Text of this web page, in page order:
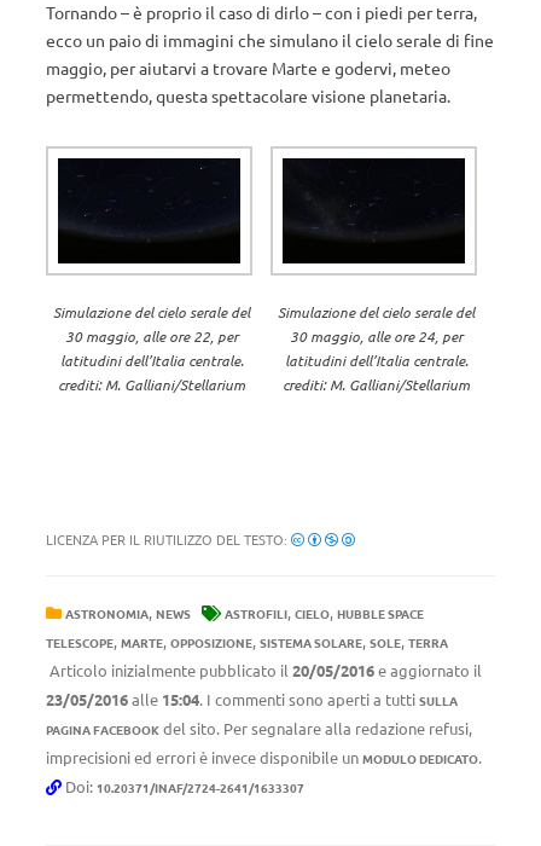
Tornando – è proprio il caso di dirlo – con i piedi per terra,
ecco un paio di immagini che simulano il cielo serale di fine
maggio, per aiutarvi a trovare Marte e godervi, meteo
permettendo, questa spettacolare visione planetaria.
Simulazione del cielo serale del
30 maggio, alle ore 22, per
latitudini dell’Italia centrale.
crediti: M. Galliani/Stellarium
Simulazione del cielo serale del
30 maggio, alle ore 24, per
latitudini dell’Italia centrale.
crediti: M. Galliani/Stellarium
LICENZA PER IL RIUTILIZZO DEL TESTO:
ASTRONOMIA, NEWS ASTROFILI, CIELO, HUBBLE SPACE
TELESCOPE, MARTE, OPPOSIZIONE, SISTEMA SOLARE, SOLE, TERRA
Articolo inizialmente pubblicato il 20/05/2016e aggiornato il
23/05/2016alle 15:04. I commenti sono aperti a tutti SULLA
PAGINA FACEBOOK del sito. Per segnalare alla redazione refusi,
imprecisioni ed errori è invece disponibile un MODULO DEDICATO.
Doi: 10.20371/INAF/2724-2641/1633307